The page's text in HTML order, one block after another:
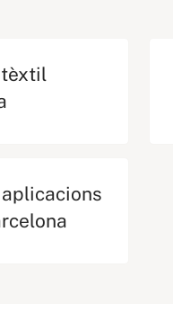
tèxtil